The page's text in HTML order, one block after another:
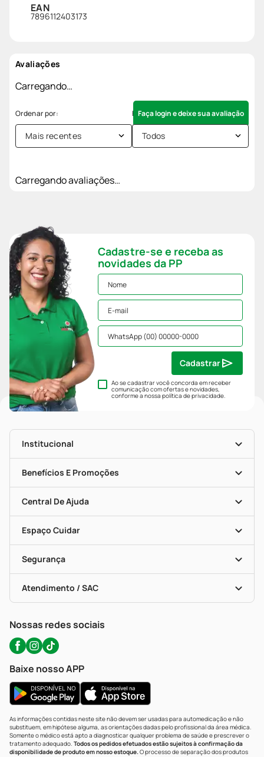
EAN
7896112403173
Avaliações
Carregando…
Faça login e deixe sua avaliação
Mais recentes Todos
Carregando avaliações…
Cadastre-se e receba as
novidades da PP
Ao se cadastrar você concorda em receber
comunicação com ofertas e novidades,
conforme a nossapolítica de privacidade.
Cadastrar
Institucional
História
Nossas Lojas
Mapa De Categorias
Blog Da PP
Seja Uma Loja Parceira
Benefícios E Promoções
Clube PP
Convênios
Programa Popular Do Brasil
Encarte De Ofertas
Dermaclub
Descontos De Laboratório (PBM)
Cupons E Ofertas
Central De Ajuda
Entrega
Recompra Programada
Compras Com Receita
Alomed (tele-Entrega)
Formas De Pagamento
Troca E Devolução
Bulas De A A Z
Políticas De Marketplace
Espaço Cuidar
Vacinas
Serviços Farmacêuticos
Testes Rápidos
Autoteste Covid-19
Segurança
Certificado De Segurança
Portal Da Privacidade
Atendimento / SAC
WhatsApp (47) 9202-1687
Nossas redes sociais
Baixe nosso APP
As informações contidas neste site não devem ser usadas para automedicação e não
substituem, em hipótese alguma, as orientações dadas pelo profissional da área médica.
Somente o médico está apto a diagnosticar qualquer problema de saúde e prescrever o
tratamento adequado. Todos os pedidos efetuados estão sujeitos à confirmação da
disponibilidade de produto em nosso estoque.O processo de separação dos produtos